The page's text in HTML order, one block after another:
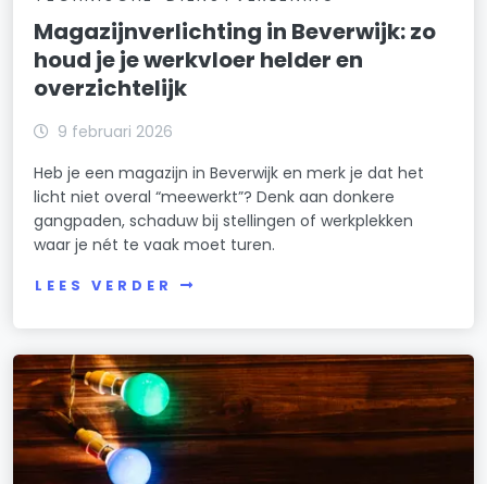
Magazijnverlichting in Beverwijk: zo
houd je je werkvloer helder en
overzichtelijk
9 februari 2026
Heb je een magazijn in Beverwijk en merk je dat het
licht niet overal “meewerkt”? Denk aan donkere
gangpaden, schaduw bij stellingen of werkplekken
waar je nét te vaak moet turen.
LEES VERDER